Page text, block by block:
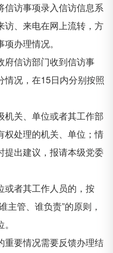
信访事项录入信访信息系
访、来电在网上流转，方
办理情况。
信访部门收到信访事
况，在15日内分别按照
机关、单位或者其工作部
权处理的机关、单位；情
提出建议，报请本级党委
或者其工作人员的，按
主管、谁负责”的原则，
重要情况需要反馈办理结